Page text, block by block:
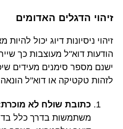
זיהוי הדגלים האדומים
זיהוי ניסיונות דיוג יכול
הודעות דוא"ל מעוצבות כך
ישנם מספר סימנים מעידים
לזהות טקטיקה או דוא"ל
כתובת שולח לא
משתמשות בדרך כלל